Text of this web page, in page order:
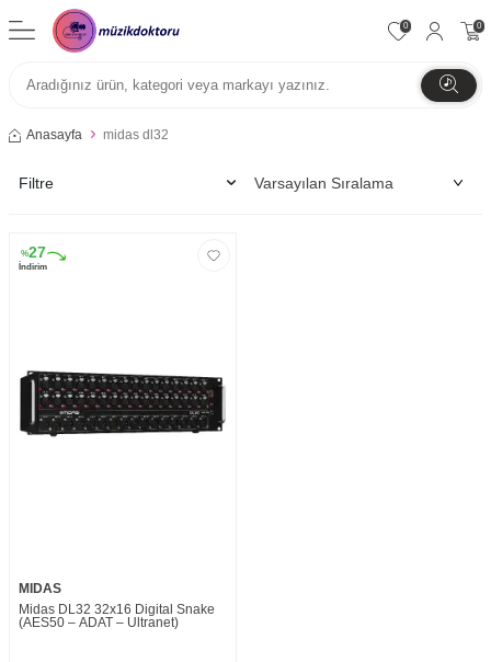
0 0
Anasayfa midas dl32
Filtre
%27
İndirim
MIDAS
Midas DL32 32x16 Digital Snake
(AES50 – ADAT – Ultranet)